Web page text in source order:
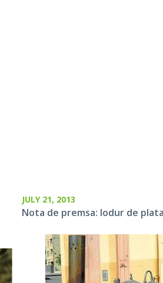
JULY 21, 2013
Nota de premsa: Iodur de plata